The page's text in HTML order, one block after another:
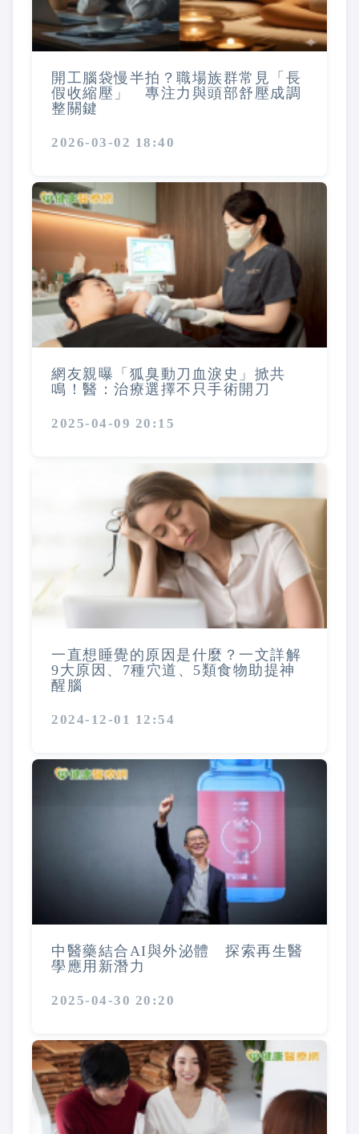
開工腦袋慢半拍？職場族群常見「長
假收縮壓」 專注力與頭部舒壓成調
整關鍵
2026-03-02 18:40
網友親曝「狐臭動刀血淚史」掀共
鳴！醫：治療選擇不只手術開刀
2025-04-09 20:15
一直想睡覺的原因是什麼？一文詳解
9大原因、7種穴道、5類食物助提神
醒腦
2024-12-01 12:54
中醫藥結合AI與外泌體 探索再生醫
學應用新潛力
2025-04-30 20:20